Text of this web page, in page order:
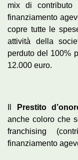
mix di
finanziamento
copre tutte le
attività della
perduto del 100%
12.000 euro.
Prestito
anche coloro che
franchising
finanziamento